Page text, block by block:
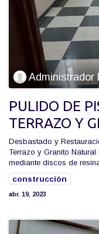
Administrador
PULIDO DE
TERRAZO Y
Desbastado y
Terrazo y Granito
mediante discos de
construcción
abr. 19, 2023